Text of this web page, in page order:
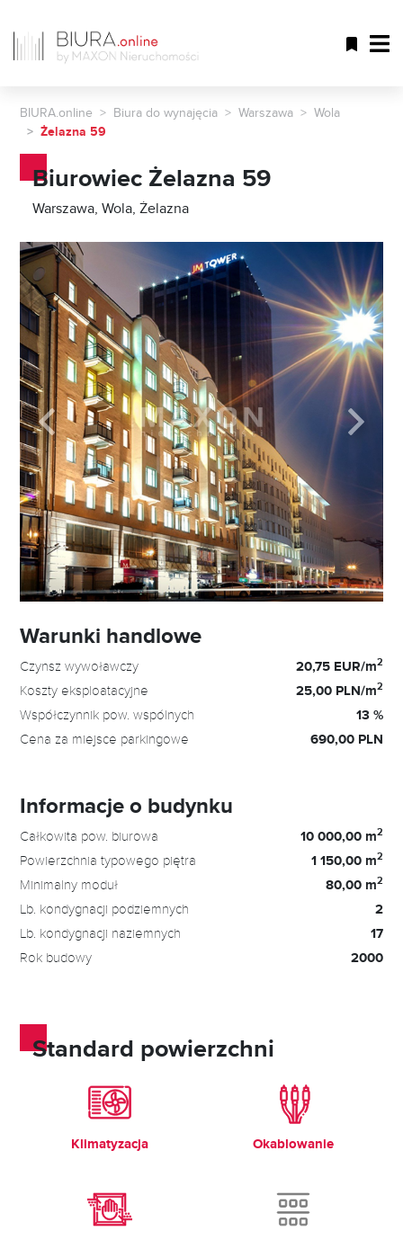
BIURA.online Biura do wynajęcia Warszawa
Wola
Żelazna 59
Biurowiec Żelazna 59
Warszawa, Wola, Żelazna
Warunki handlowe
Czynsz wywoławczy 20,75 EUR/m2
Koszty eksploatacyjne 25,00 PLN/m2
Współczynnik pow. wspólnych 13 %
Cena za miejsce parkingowe 690,00 PLN
Informacje o budynku
Całkowita pow. biurowa 10 000,00 m2
Powierzchnia typowego piętra 1 150,00 m2
Minimalny moduł 80,00 m2
Lb. kondygnacji podziemnych 2
Lb. kondygnacji naziemnych 17
Rok budowy 2000
Standard powierzchni
Klimatyzacja Okablowanie